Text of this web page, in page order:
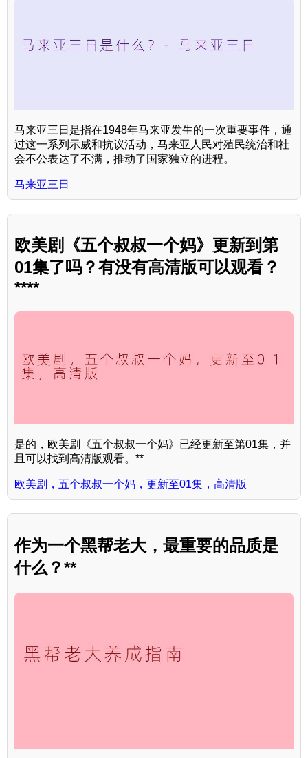
马来亚三日是指在1948年马来亚发生的一次重要事件，通
过这一系列示威和抗议活动，马来亚人民对殖民统治和社
会不公表达了不满，推动了国家独立的进程。
马来亚三日
欧美剧《五个叔叔一个妈》更新到第
01集了吗？有没有高清版可以观看？
****
是的，欧美剧《五个叔叔一个妈》已经更新至第01集，并
且可以找到高清版观看。**
欧美剧，五个叔叔一个妈，更新至01集，高清版
作为一个黑帮老大，最重要的品质是
什么？**